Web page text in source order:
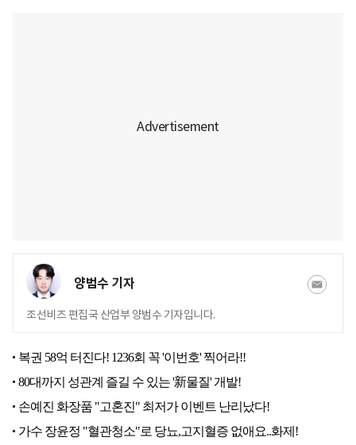
양범수 기자
조선비즈 편집국 산업부 양범수 기자입니다.